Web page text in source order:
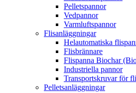
Pelletspannor
Vedpannor
Varmluftspannor
Flisanläggningar
Helautomatiska
Flisbrännare
Flispanna Biochar
Industriella pannor
Transportskruvar för
Pelletsanläggningar